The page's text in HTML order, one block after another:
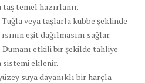
taş temel hazırlanır.
Tuğla veya taşlarla kubbe şeklinde
eşit dağılmasını sağlar.
Dumanı etkili bir şekilde tahliye
sistemi eklenir.
suya dayanıklı bir harçla